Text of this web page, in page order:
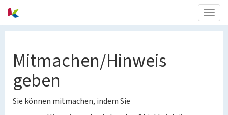
Mitmachen/Hinweis
geben
Sie können mitmachen, indem Sie